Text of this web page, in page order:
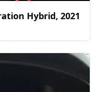
Hybrid, 2021